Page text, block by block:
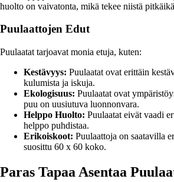
huolto on vaivatonta, mikä tekee niistä
Puulaattojen Edut
Puulaatat tarjoavat monia etuja, kuten:
Kestävyys: Puulaatat ovat erittäin
kulumista ja iskuja.
Ekologisuus: Puulaatat ovat
puu on uusiutuva luonnonvara.
Helppo Huolto: Puulaatat eivät vaadi
helppo puhdistaa.
Erikoiskoot: Puulaattoja on saatavilla
suosittu 60 x 60 koko.
Paras Tapaa Asentaa